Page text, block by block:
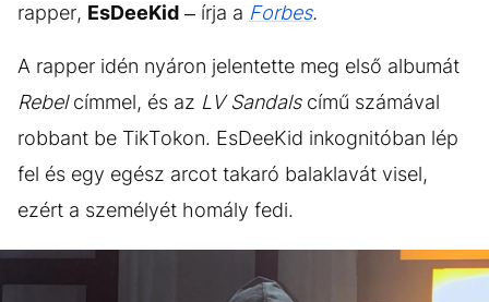
rapper, EsDeeKid – írja a Forbes.
A rapper idén nyáron jelentette meg első albumát
Rebelcímmel, és az LV Sandalscímű számával
robbant be TikTokon. EsDeeKid inkognitóban lép
fel és egy egész arcot takaró balaklavát visel,
ezért a személyét homály fedi.